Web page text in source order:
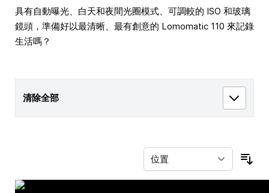
具有自動曝光、白天和夜間光圈模式、可調較的 ISO 和玻璃
鏡頭，準備好以最清晰、最有創意的 Lomomatic 110 來記錄
生活嗎？
清除全部